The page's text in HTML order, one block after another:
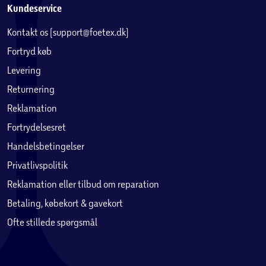
Salling finder du kun på hylderne i Salling Groups
tilhørende supermarkeder.
Kundeservice
Kontakt os (support@foetex.dk)
Fortryd køb
Levering
Returnering
Reklamation
Fortrydelsesret
Handelsbetingelser
Privatlivspolitik
Reklamation eller tilbud om reparation
Betaling, købekort & gavekort
Ofte stillede spørgsmål